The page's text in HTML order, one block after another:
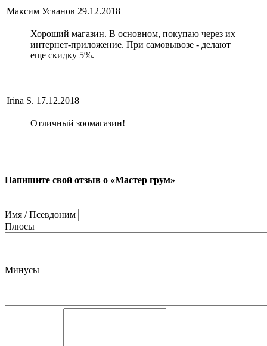
Максим Усванов 29.12.2018
Хороший магазин. В основном, покупаю через их
интернет-приложение. При самовывозе - делают
еще скидку 5%.
Irina S. 17.12.2018
Отличный зоомагазин!
Напишите свой отзыв о «Мастер грум»
Имя / Псевдоним
Плюсы
Минусы